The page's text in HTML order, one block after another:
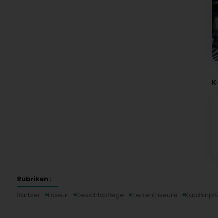
Rubriken :
Barbier
Friseur Gesichtspflege Herrenfriseure